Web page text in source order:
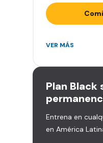
Acceso
Derecho a
Smart Spa
de masajes)
Descuentos
aliadas
VER MÁS
Plan Black
Entrena en
en América